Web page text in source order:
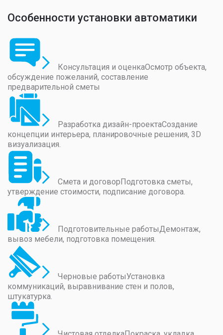
Особенности установки автоматики
Консультация и оценкаОсмотр объекта,
обсуждение пожеланий, составление
предварительной сметы
Разработка дизайн-проектаСоздание
концепции интерьера, планировочные решения, 3D
визуализация.
Смета и договорПодготовка сметы,
утверждение стоимости, подписание договора.
Подготовительные работыДемонтаж,
вывоз мебели, подготовка помещения.
Черновые работыУстановка
коммуникаций, выравнивание стен и полов,
штукатурка.